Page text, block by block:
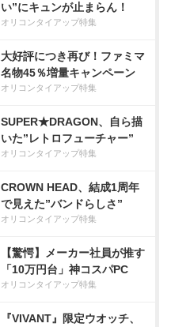
い”にキュンが止まらん！
オリコンタイアップ特集
大好評につき再び！ファミマ
名物45％増量キャンペーン
オリコンタイアップ特集
SUPER★DRAGON、自ら描
いた”レトロフューチャー”
オリコンタイアップ特集
CROWN HEAD、結成1周年
で見えた”バンドらしさ”
オリコンタイアップ特集
【驚愕】メーカー社員が推す
「10万円台」神コスパPC
オリコンタイアップ特集
『VIVANT』限定ウオッチ、